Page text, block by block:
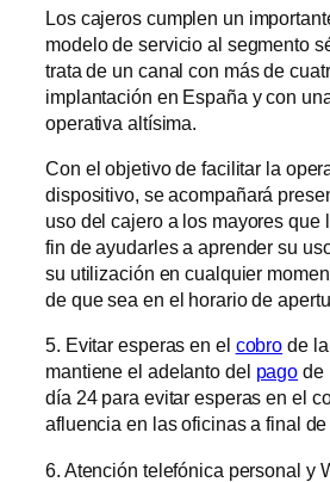
Los cajeros cumplen un
modelo de servicio al segmento
trata de un canal con más de
implantación en España y con
operativa altísima.
Con el objetivo de facilitar la
dispositivo, se acompañará
uso del cajero a los mayores que
fin de ayudarles a aprender su
su utilización en cualquier
de que sea en el horario de
5. Evitar esperas en el cobro de la
mantiene el adelanto del pago de
día 24 para evitar esperas en el
afluencia en las oficinas a final de
6. Atención telefónica personal y